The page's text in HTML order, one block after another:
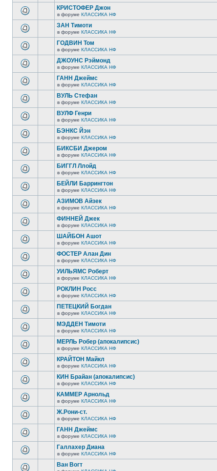
КРИСТОФЕР Джон
в форуме КЛАССИКА НФ
ЗАН Тимоти
в форуме КЛАССИКА НФ
ГОДВИН Том
в форуме КЛАССИКА НФ
ДЖОУНС Рэймонд
в форуме КЛАССИКА НФ
ГАНН Джеймс
в форуме КЛАССИКА НФ
ВУЛЬ Стефан
в форуме КЛАССИКА НФ
ВУЛФ Генри
в форуме КЛАССИКА НФ
БЭНКС Йэн
в форуме КЛАССИКА НФ
БИКСБИ Джером
в форуме КЛАССИКА НФ
БИГГЛ Ллойд
в форуме КЛАССИКА НФ
БЕЙЛИ Баррингтон
в форуме КЛАССИКА НФ
АЗИМОВ Айзек
в форуме КЛАССИКА НФ
ФИННЕЙ Джек
в форуме КЛАССИКА НФ
ШАЙБОН Ашот
в форуме КЛАССИКА НФ
ФОСТЕР Алан Дин
в форуме КЛАССИКА НФ
УИЛЬЯМС Роберт
в форуме КЛАССИКА НФ
РОКЛИН Росс
в форуме КЛАССИКА НФ
ПЕТЕЦКИЙ Богдан
в форуме КЛАССИКА НФ
МЭДДЕН Тимоти
в форуме КЛАССИКА НФ
МЕРЛЬ Робер (апокалипсис)
в форуме КЛАССИКА НФ
КРАЙТОН Майкл
в форуме КЛАССИКА НФ
КИН Брайан (апокалипсис)
в форуме КЛАССИКА НФ
КАММЕР Арнольд
в форуме КЛАССИКА НФ
Ж.Рони-ст.
в форуме КЛАССИКА НФ
ГАНН Джеймс
в форуме КЛАССИКА НФ
Галлахер Диана
в форуме КЛАССИКА НФ
Ван Вогт